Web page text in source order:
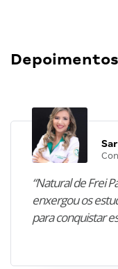
“Natural de Frei
enxergou os
para conquistar